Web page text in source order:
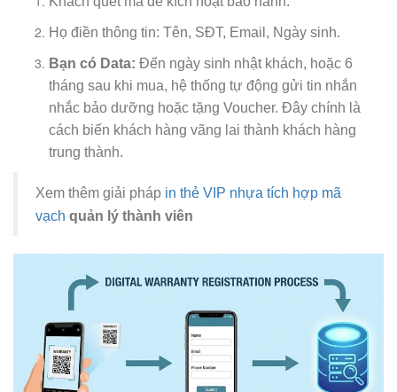
Họ điền thông tin: Tên, SĐT, Email, Ngày sinh.
Bạn có Data: Đến ngày sinh nhật khách, hoặc 6
tháng sau khi mua, hệ thống tự động gửi tin nhắn
nhắc bảo dưỡng hoặc tặng Voucher. Đây chính là
cách biến khách hàng vãng lai thành khách hàng
trung thành.
Xem thêm giải pháp in thẻ VIP nhựa tích hợp mã
vạch quản lý thành viên